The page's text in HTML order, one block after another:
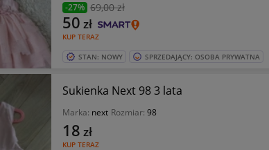
-27% 69,00 zł
KUP TERAZ
50 zł
STAN: NOWY SPRZEDAJĄCY: OSOBA PRYWATNA
Sukienka Next 98 3 lata
Marka: next Rozmiar: 98
KUP TERAZ
18 zł